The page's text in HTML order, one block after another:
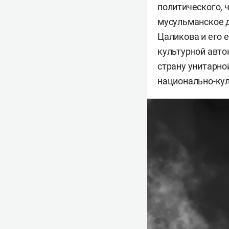
политического,
мусульманское
Цаликова и его
культурной
страну
национально-